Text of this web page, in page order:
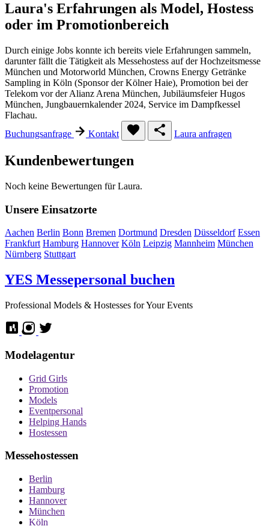
Laura's Erfahrungen als Model, Hostess
oder im Promotionbereich
Durch einige Jobs konnte ich bereits viele Erfahrungen sammeln,
darunter fällt die Tätigkeit als Messehostess auf der Hochzeitsmesse
München und Motorworld München, Crowns Energy Getränke
Sampling in Köln (Sponsor der Kölner Haie), Promotion bei der
Telekom vor der Alianz Arena München, Jubiläumsfeier Hugos
München, Jungbauernkalender 2024, Service im Dampfkessel
Flachau.
Buchungsanfrage
Kontakt Laura anfragen
Kundenbewertungen
Noch keine Bewertungen für Laura.
Unsere Einsatzorte
Aachen Berlin Bonn Bremen Dortmund Dresden Düsseldorf Essen
Frankfurt Hamburg Hannover Köln Leipzig Mannheim München
Nürnberg Stuttgart
YES Messepersonal buchen
Professional Models & Hostesses for Your Events
Modelagentur
Grid Girls
Promotion
Models
Eventpersonal
Helping Hands
Hostessen
Messehostessen
Berlin
Hamburg
Hannover
München
Köln